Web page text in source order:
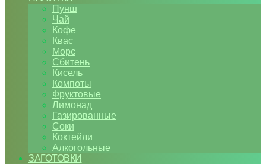
Пунш
Чай
Кофе
Квас
Морс
Сбитень
Кисель
Компоты
Фруктовые
Лимонад
Газированные
Соки
Коктейли
Алкогольные
ЗАГОТОВКИ